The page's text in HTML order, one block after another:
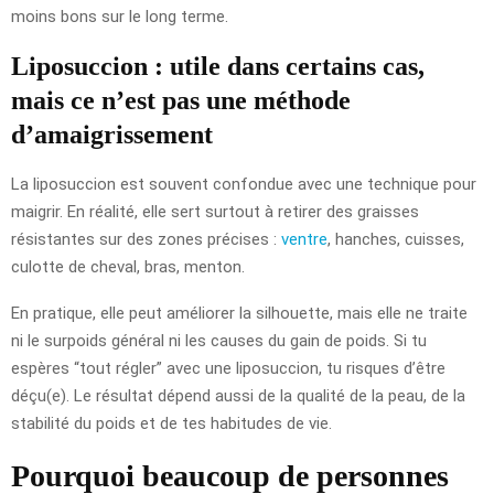
moins bons sur le long terme.
Liposuccion : utile dans certains cas,
mais ce n’est pas une méthode
d’amaigrissement
La liposuccion est souvent confondue avec une technique pour
maigrir. En réalité, elle sert surtout à retirer des graisses
résistantes sur des zones précises : ventre, hanches, cuisses,
culotte de cheval, bras, menton.
En pratique, elle peut améliorer la silhouette, mais elle ne traite
ni le surpoids général ni les causes du gain de poids. Si tu
espères “tout régler” avec une liposuccion, tu risques d’être
déçu(e). Le résultat dépend aussi de la qualité de la peau, de la
stabilité du poids et de tes habitudes de vie.
Pourquoi beaucoup de personnes